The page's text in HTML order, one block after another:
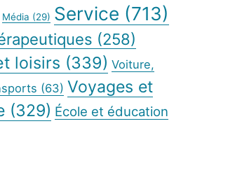
Média (29) Service (713)
(258)
loisirs (339) Voiture,
(63) Voyages et
(329) École et éducation